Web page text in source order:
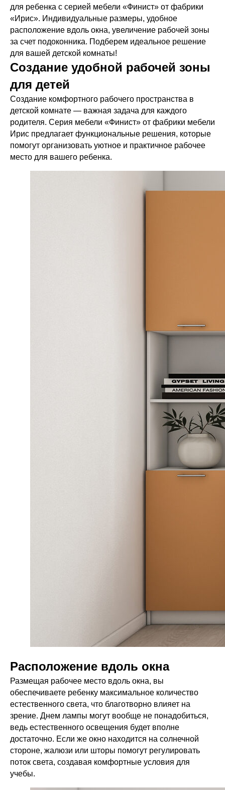
для ребенка с серией мебели «Финист» от фабрики
«Ирис». Индивидуальные размеры, удобное
расположение вдоль окна, увеличение рабочей зоны
за счет подоконника. Подберем идеальное решение
для вашей детской комнаты!
Создание удобной рабочей зоны
для детей
Создание комфортного рабочего пространства в
детской комнате — важная задача для каждого
родителя. Серия мебели «Финист» от фабрики мебели
Ирис предлагает функциональные решения, которые
помогут организовать уютное и практичное рабочее
место для вашего ребенка.
Расположение вдоль окна
Размещая рабочее место вдоль окна, вы
обеспечиваете ребенку максимальное количество
естественного света, что благотворно влияет на
зрение. Днем лампы могут вообще не понадобиться,
ведь естественного освещения будет вполне
достаточно. Если же окно находится на солнечной
стороне, жалюзи или шторы помогут регулировать
поток света, создавая комфортные условия для
учебы.